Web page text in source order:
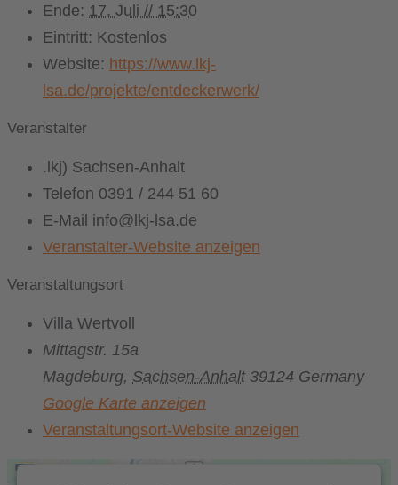
Ende: 17. Juli // 15:30
Eintritt: Kostenlos
Website: https://www.lkj-
lsa.de/projekte/entdeckerwerk/
Veranstalter
.lkj) Sachsen-Anhalt
Telefon 0391 / 244 51 60
E-Mail info@lkj-lsa.de
Veranstalter-Website anzeigen
Veranstaltungsort
Villa Wertvoll
Mittagstr. 15a
Magdeburg, Sachsen-Anhalt 39124 Germany
Google Karte anzeigen
Veranstaltungsort-Website anzeigen